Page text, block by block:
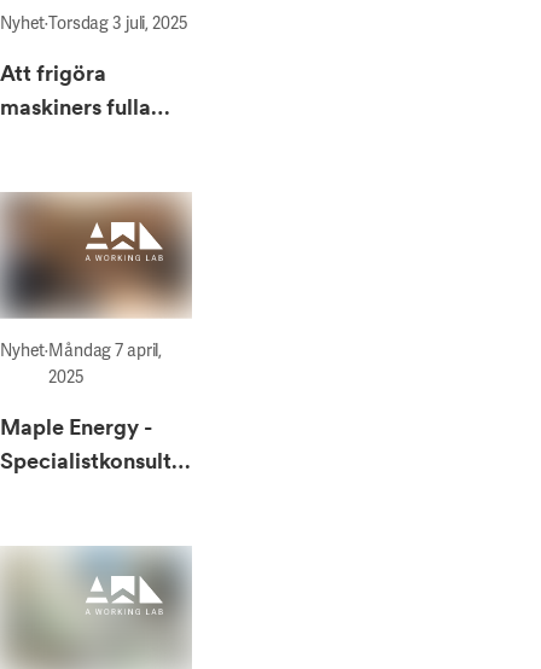
Nyhet·Torsdag 3 juli, 2025
Att frigöra
maskiners fulla
Nyhet·Måndag 7 april,
2025
Maple Energy -
Specialistkonsulter